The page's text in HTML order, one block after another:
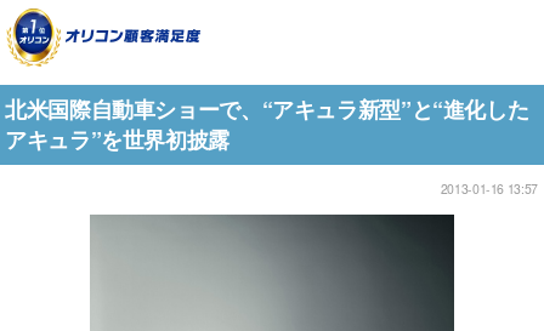
北米国際自動車ショーで、“アキュラ新型”と“進化した
アキュラ”を世界初披露
2013-01-16 13:57